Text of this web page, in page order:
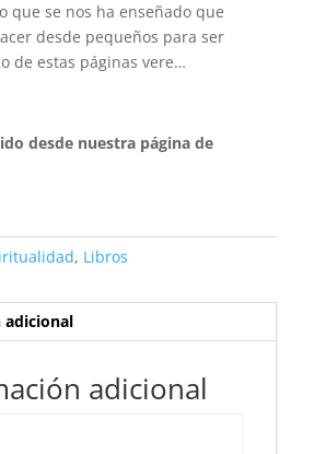
que se nos ha enseñado que
desde pequeños para ser
de estas páginas vere…
desde nuestra página de
, Libros
adicional